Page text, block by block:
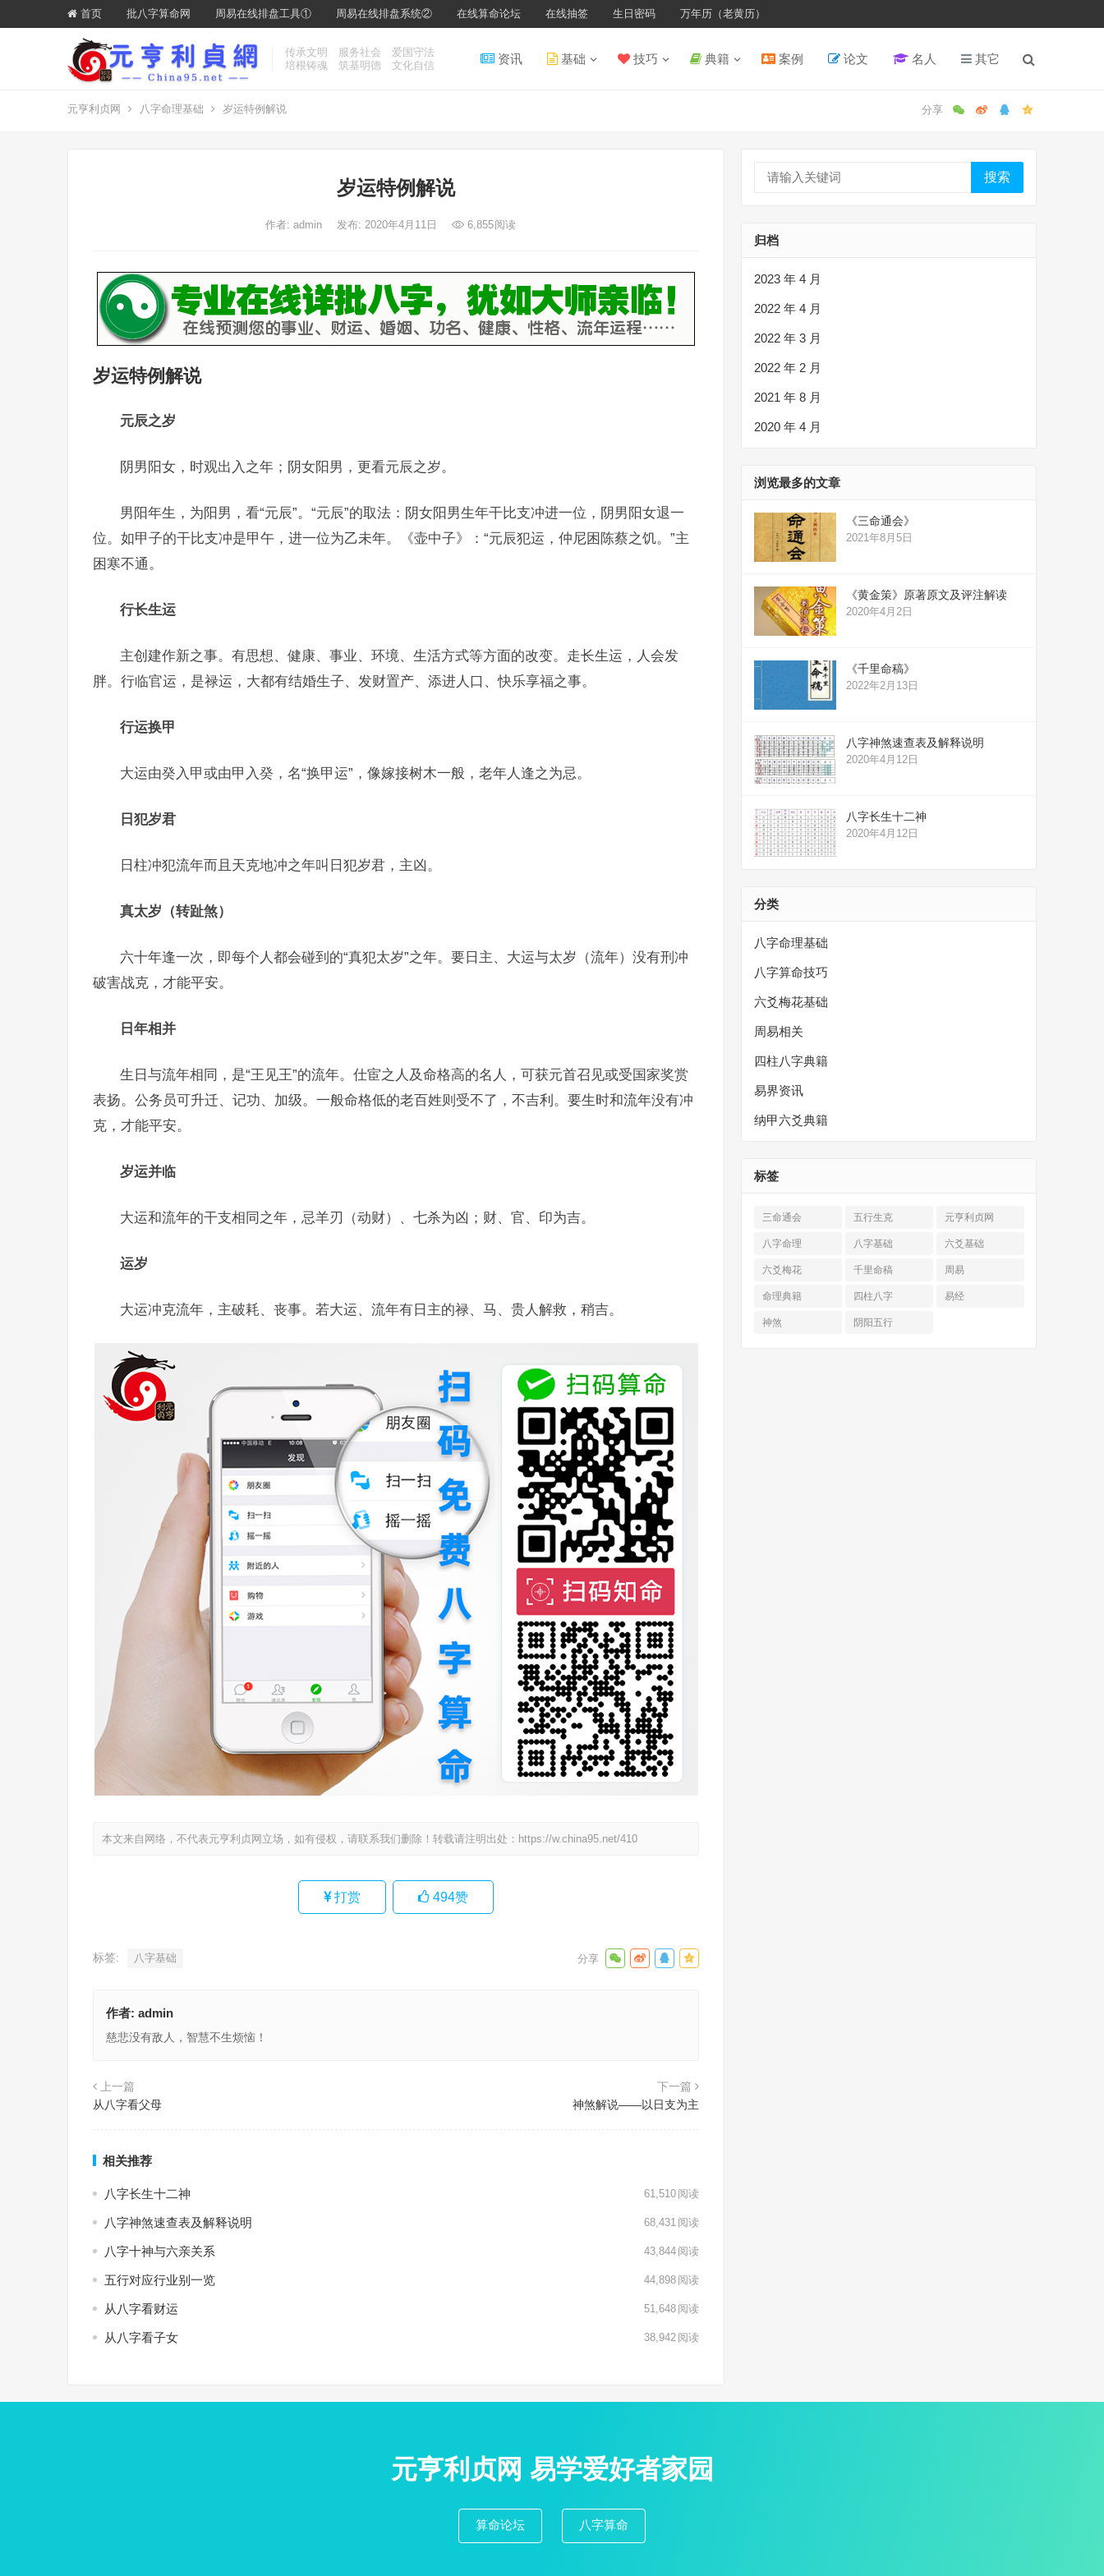
首页 批八字算命网 周易在线排盘工具① 周易在线排盘系统② 在线算命论坛 在线抽签 生日密码 万年历（老黄历）
传承文明 服务社会 爱国守法
培根铸魂 筑基明德 文化自信
资讯 基础 技巧 典籍 案例 论文 名人 其它
元亨利贞网 八字命理基础 岁运特例解说
岁运特例解说
作者: admin 发布: 2020年4月11日 6,855阅读
岁运特例解说
元辰之岁
阴男阳女，时观出入之年；阴女阳男，更看元辰之岁。
男阳年生，为阳男，看“元辰”。“元辰”的取法：阴女阳男生年干比支冲进一位，阴男阳女退一
位。如甲子的干比支冲是甲午，进一位为乙未年。《壶中子》：“元辰犯运，仲尼困陈蔡之饥。”主
困寒不通。
行长生运
主创建作新之事。有思想、健康、事业、环境、生活方式等方面的改变。走长生运，人会发
胖。行临官运，是禄运，大都有结婚生子、发财置产、添进人口、快乐享福之事。
行运换甲
大运由癸入甲或由甲入癸，名“换甲运”，像嫁接树木一般，老年人逢之为忌。
日犯岁君
日柱冲犯流年而且天克地冲之年叫日犯岁君，主凶。
真太岁（转趾煞）
六十年逢一次，即每个人都会碰到的“真犯太岁”之年。要日主、大运与太岁（流年）没有刑冲
破害战克，才能平安。
日年相并
生日与流年相同，是“王见王”的流年。仕宦之人及命格高的名人，可获元首召见或受国家奖赏
表扬。公务员可升迁、记功、加级。一般命格低的老百姓则受不了，不吉利。要生时和流年没有冲
克，才能平安。
岁运并临
大运和流年的干支相同之年，忌羊刃（动财）、七杀为凶；财、官、印为吉。
运岁
大运冲克流年，主破耗、丧事。若大运、流年有日主的禄、马、贵人解救，稍吉。
本文来自网络，不代表元亨利贞网立场，如有侵权，请联系我们删除！转载请注明出处： https://w.china95.net/410
打赏 494赞
标签: 八字基础
作者: admin
慈悲没有敌人，智慧不生烦恼！
上一篇
从八字看父母
下一篇
神煞解说——以日支为主
相关推荐
八字长生十二神 61,510 阅读
八字神煞速查表及解释说明 68,431 阅读
八字十神与六亲关系 43,844 阅读
五行对应行业别一览 44,898 阅读
从八字看财运 51,648 阅读
从八字看子女 38,942 阅读
搜索
归档
2023 年 4 月
2022 年 4 月
2022 年 3 月
2022 年 2 月
2021 年 8 月
2020 年 4 月
浏览最多的文章
《三命通会》
2021年8月5日
《黄金策》原著原文及评注解读
2020年4月2日
《千里命稿》
2022年2月13日
八字神煞速查表及解释说明
2020年4月12日
八字长生十二神
2020年4月12日
分类
八字命理基础
八字算命技巧
六爻梅花基础
周易相关
四柱八字典籍
易界资讯
纳甲六爻典籍
标签
三命通会 五行生克 元亨利贞网
八字命理 八字基础 六爻基础
六爻梅花 千里命稿 周易
命理典籍 四柱八字 易经
神煞 阴阳五行
元亨利贞网 易学爱好者家园
算命论坛 八字算命